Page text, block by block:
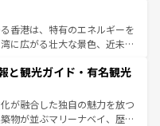
ベトナムコーヒーなどは、ぜ
域を訪れてもあたたかい人々
、きっと忘れられない旅にな
ではチェンマイなどの山岳地
はプーケットやクラビの美し
しむことができる。タイ料理
、どの季節にも異なる楽しみ
タイの人々、仏教を中心とし
源が、訪れる旅人を魅了し続
報はコンテンツ一覧を参照して
香港は、特有のエネルギーを
に広がる壮大な景色、近未来
はず。観光スポットが密集し
回れるのも魅力。息をのむよ
で、香港を存分に楽しみ尽く
報はコンテンツ一覧を参照して
と観光ガイド・有名観光
が融合した独自の魅力を放つ
物が並ぶマリーナベイ、歴史